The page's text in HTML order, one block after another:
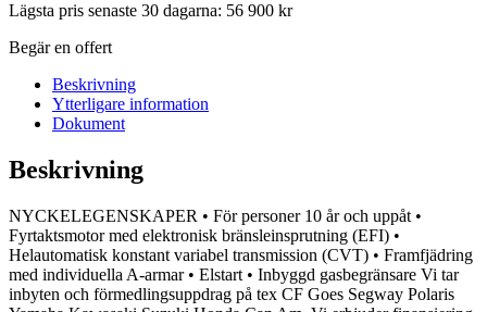
Lägsta pris senaste 30 dagarna: 56 900 kr
Begär en offert
Beskrivning
Ytterligare information
Dokument
Beskrivning
NYCKELEGENSKAPER • För personer 10 år och uppåt •
Fyrtaktsmotor med elektronisk bränsleinsprutning (EFI) •
Helautomatisk konstant variabel transmission (CVT) • Framfjädring
med individuella A-armar • Elstart • Inbyggd gasbegränsare Vi tar
inbyten och förmedlingsuppdrag på tex CF Goes Segway Polaris